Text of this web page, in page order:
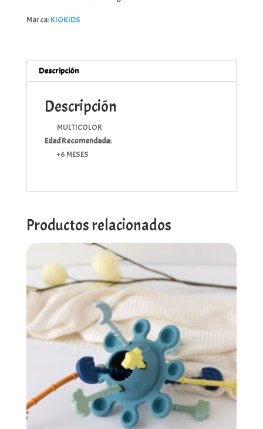
BEBÉS
Marca:KIOKIDS
Descripción
Descripción
MULTICOLOR
Edad Recomendada:
+6 MESES
Productos relacionados